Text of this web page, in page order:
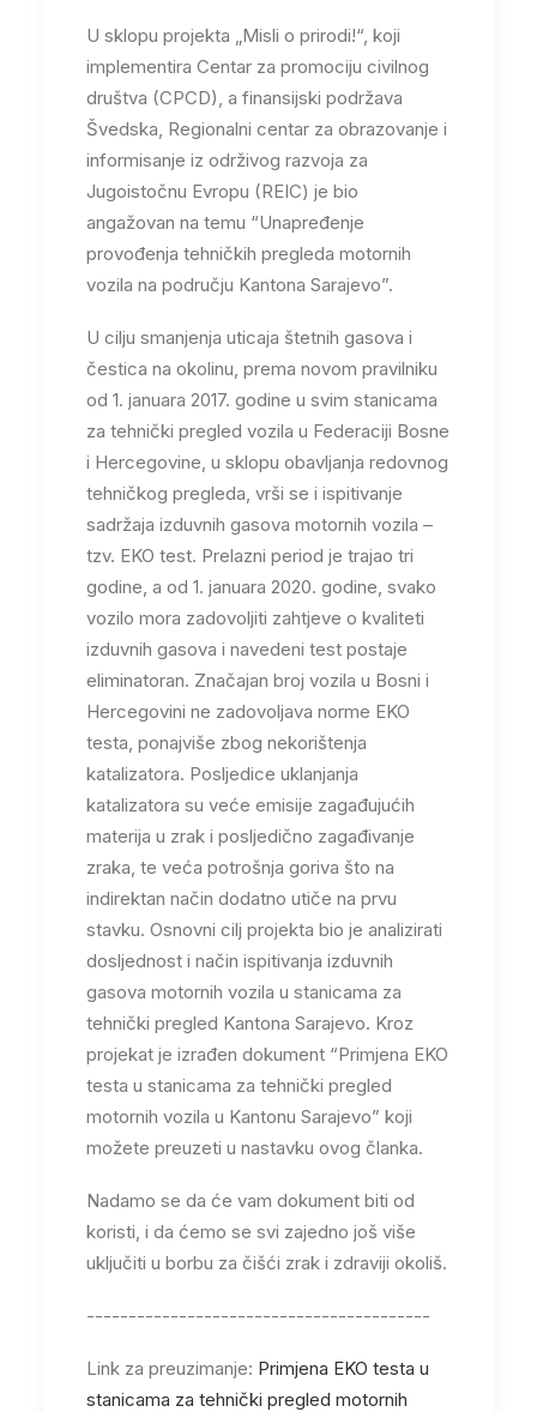
U sklopu projekta „Misli o prirodi!“, koji
implementira Centar za promociju civilnog
društva (CPCD), a finansijski podržava
Švedska, Regionalni centar za obrazovanje i
informisanje iz održivog razvoja za
Jugoistočnu Evropu (REIC) je bio
angažovan na temu “Unapređenje
provođenja tehničkih pregleda motornih
vozila na području Kantona Sarajevo”.
U cilju smanjenja uticaja štetnih gasova i
čestica na okolinu, prema novom pravilniku
od 1. januara 2017. godine u svim stanicama
za tehnički pregled vozila u Federaciji Bosne
i Hercegovine, u sklopu obavljanja redovnog
tehničkog pregleda, vrši se i ispitivanje
sadržaja izduvnih gasova motornih vozila –
tzv. EKO test. Prelazni period je trajao tri
godine, a od 1. januara 2020. godine, svako
vozilo mora zadovoljiti zahtjeve o kvaliteti
izduvnih gasova i navedeni test postaje
eliminatoran. Značajan broj vozila u Bosni i
Hercegovini ne zadovoljava norme EKO
testa, ponajviše zbog nekorištenja
katalizatora. Posljedice uklanjanja
katalizatora su veće emisije zagađujućih
materija u zrak i posljedično zagađivanje
zraka, te veća potrošnja goriva što na
indirektan način dodatno utiče na prvu
stavku. Osnovni cilj projekta bio je analizirati
dosljednost i način ispitivanja izduvnih
gasova motornih vozila u stanicama za
tehnički pregled Kantona Sarajevo. Kroz
projekat je izrađen dokument “Primjena EKO
testa u stanicama za tehnički pregled
motornih vozila u Kantonu Sarajevo” koji
možete preuzeti u nastavku ovog članka.
Nadamo se da će vam dokument biti od
koristi, i da ćemo se svi zajedno još više
uključiti u borbu za čišći zrak i zdraviji okoliš.
-----------------------------------------
Link za preuzimanje: Primjena EKO testa u
stanicama za tehnički pregled motornih